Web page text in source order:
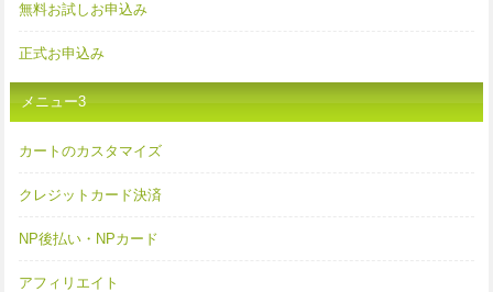
無料お試しお申込み
正式お申込み
メニュー3
カートのカスタマイズ
クレジットカード決済
NP後払い・NPカード
アフィリエイト